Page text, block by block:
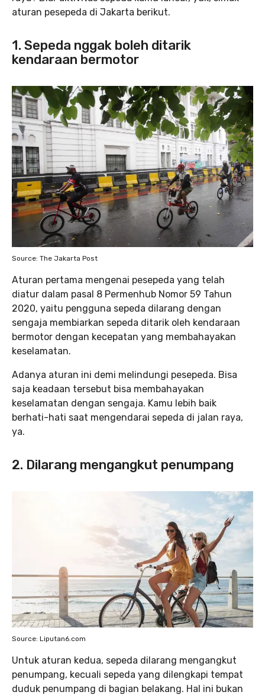
aturan pesepeda di Jakarta berikut.
1. Sepeda nggak boleh ditarik
kendaraan bermotor
Source: The Jakarta Post
Aturan pertama mengenai pesepeda yang telah
diatur dalam pasal 8 Permenhub Nomor 59 Tahun
2020, yaitu pengguna sepeda dilarang dengan
sengaja membiarkan sepeda ditarik oleh kendaraan
bermotor dengan kecepatan yang membahayakan
keselamatan.
Adanya aturan ini demi melindungi pesepeda. Bisa
saja keadaan tersebut bisa membahayakan
keselamatan dengan sengaja. Kamu lebih baik
berhati-hati saat mengendarai sepeda di jalan raya,
ya.
2. Dilarang mengangkut penumpang
Source: Liputan6.com
Untuk aturan kedua, sepeda dilarang mengangkut
penumpang, kecuali sepeda yang dilengkapi tempat
duduk penumpang di bagian belakang. Hal ini bukan